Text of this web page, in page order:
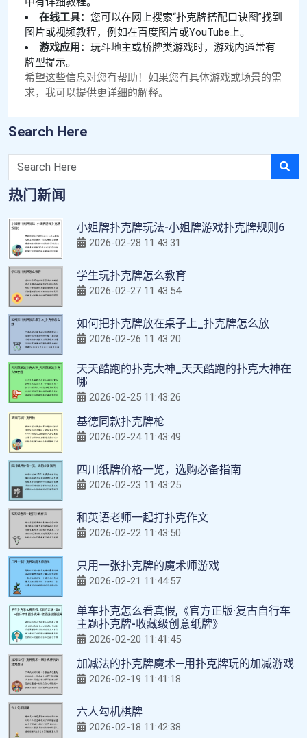
在线工具：您可以在网上搜索“扑克牌搭配口诀图”找到
图片或视频教程，例如在百度图片或YouTube上。
游戏应用 ：玩斗地主或桥牌类游戏时，游戏内通常有
牌型提示。
希望这些信息对您有帮助！如果您有具体游戏或场景的需
求，我可以提供更详细的解释。
Search Here
热门新闻
小姐牌扑克牌玩法-小姐牌游戏扑克牌规则6
2026-02-28 11:43:31
学生玩扑克牌怎么教育
2026-02-27 11:43:54
如何把扑克牌放在桌子上_扑克牌怎么放
2026-02-26 11:43:20
天天酷跑的扑克大神_天天酷跑的扑克大神在
哪
2026-02-25 11:43:26
基德同款扑克牌枪
2026-02-24 11:43:49
四川纸牌价格一览，选购必备指南
2026-02-23 11:43:25
和英语老师一起打扑克作文
2026-02-22 11:43:50
只用一张扑克牌的魔术师游戏
2026-02-21 11:44:57
单车扑克怎么看真假,《官方正版·复古自行车
主题扑克牌-收藏级创意纸牌》
2026-02-20 11:41:45
加减法的扑克牌魔术—用扑克牌玩的加减游戏
2026-02-19 11:41:18
六人勾机棋牌
2026-02-18 11:42:38